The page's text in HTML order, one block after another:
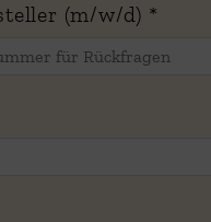
(m/w/d) *